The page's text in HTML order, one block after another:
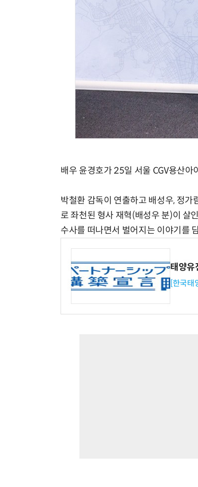
배우 윤경호가 25일 서울 CGV용산
박철환 감독이 연출하고 배성우, 정가
로 좌천된 형사 재혁(배성우 분)이 살
수사를 떠나면서 벌어지는 이야기를
태양유
[한국태